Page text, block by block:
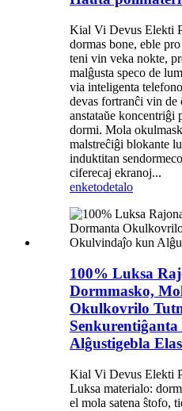
Kial Vi Devus Elekti
dormas bone, eble
teni vin veka nokte,
malĝusta speco de
via inteligenta
devas fortranĉi vin
anstataŭe koncentriĝi
dormi. Mola
malstreĉiĝi blokante
induktitan
ciferecaj ekranoj...
enketodetalo
100% Luksa
Dormmasko,
Okulkovrilo
Alĝustigebla
Kial Vi Devus Elekti
Luksa materialo:
el mola satena ŝtofo,